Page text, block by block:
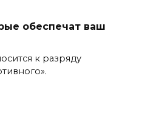
обеспечат ваш
к разряду